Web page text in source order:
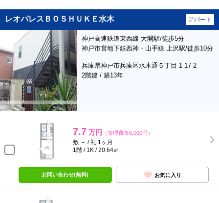
レオパレスＢＯＳＨＵＫＥ水木 アパート
神戸高速鉄道東西線 大開駅/徒歩5分
神戸市営地下鉄西神・山手線 上沢駅/徒歩10分
兵庫県神戸市兵庫区水木通５丁目 1-17-2
2階建 / 築13年
7.7 万円 （管理費等6,000円）
敷 － / 礼 1ヶ月
1階 / 1K / 20.64㎡
お問い合わせ(無料) お気に入り